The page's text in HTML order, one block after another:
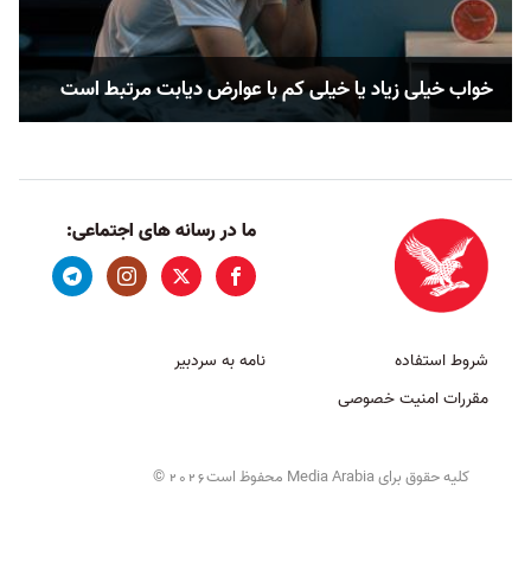
خواب خیلی زیاد یا خیلی کم با عوارض دیابت مرتبط است
ما در رسانه های اجتماعی:
شروط استفاده
مقررات امنیت خصوصی
نامه به سردبیر
کلیه حقوق برای Media Arabia محفوظ است 2026
©